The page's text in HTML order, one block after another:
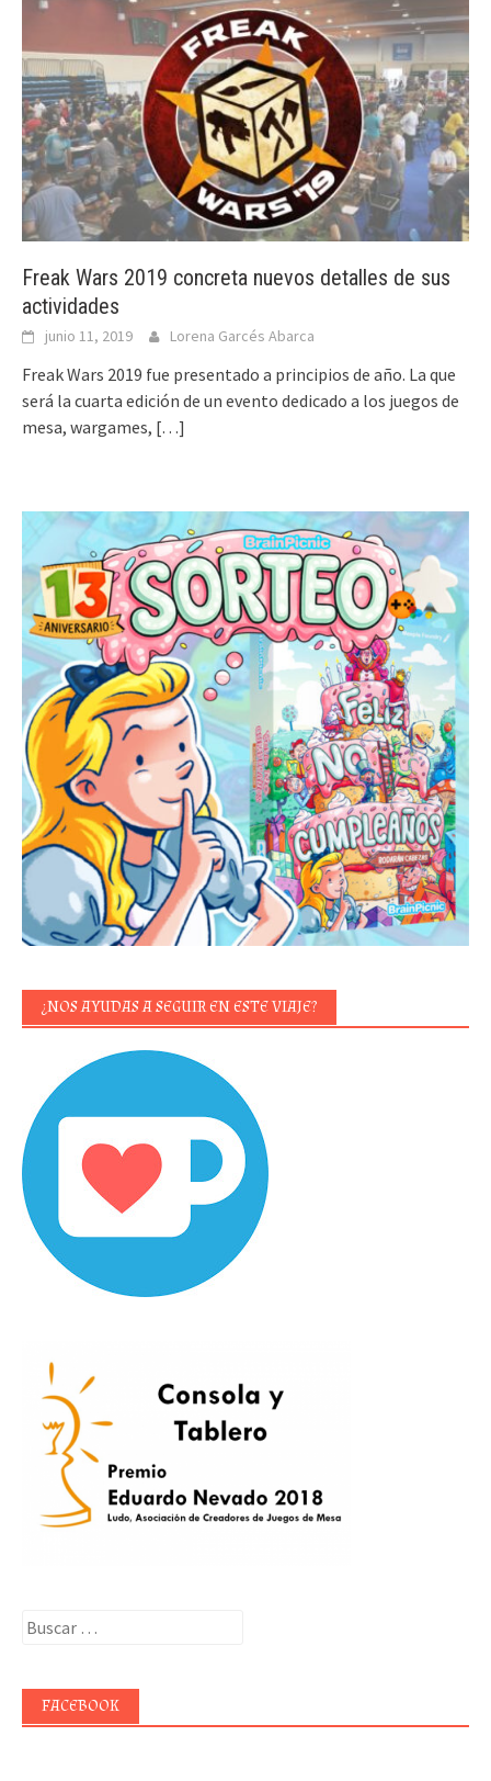
Freak Wars 2019 concreta nuevos detalles de sus
actividades
junio 11, 2019 Lorena Garcés Abarca
Freak Wars 2019 fue presentado a principios de año. La que
será la cuarta edición de un evento dedicado a los juegos de
mesa, wargames, […]
¿NOS AYUDAS A SEGUIR EN ESTE VIAJE?
Buscar:
FACEBOOK